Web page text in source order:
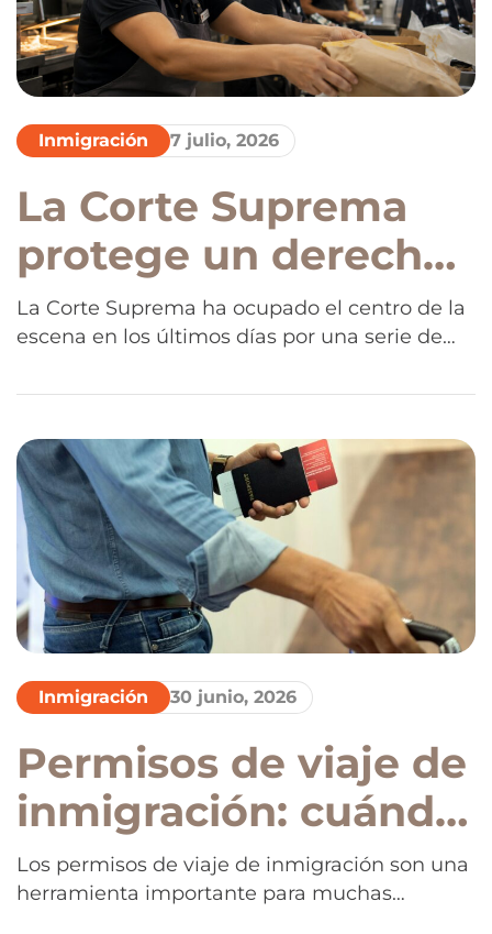
Inmigración 7 julio, 2026
La Corte Suprema
protege un derecho,
pero qué pasa con
las deportaciones
La Corte Suprema ha ocupado el centro de la
escena en los últimos días por una serie de
migratorio. Aunque algunos fallos mantienen
inmigrantes, otros amplían las facultades del
gobierno, por lo que entender qué cambió
resulta fundamental para millones de
personas.
Inmigración 30 junio, 2026
Permisos de viaje de
inmigración: cuándo
esperar, qué riesgos
existen y cómo
Los permisos de viaje de inmigración son una
herramienta importante para muchas